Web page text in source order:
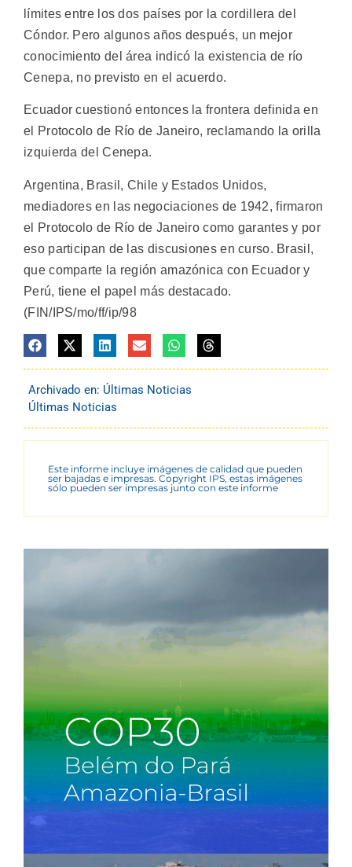
límites entre los dos países por la cordillera del
Cóndor. Pero algunos años después, un mejor
conocimiento del área indicó la existencia de río
Cenepa, no previsto en el acuerdo.
Ecuador cuestionó entonces la frontera definida en
el Protocolo de Río de Janeiro, reclamando la orilla
izquierda del Cenepa.
Argentina, Brasil, Chile y Estados Unidos,
mediadores en las negociaciones de 1942, firmaron
el Protocolo de Río de Janeiro como garantes y por
eso participan de las discusiones en curso. Brasil,
que comparte la región amazónica con Ecuador y
Perú, tiene el papel más destacado.
(FIN/IPS/mo/ff/ip/98
Archivado en: Últimas Noticias
Últimas Noticias
Este informe incluye imágenes de calidad que pueden
ser bajadas e impresas. Copyright IPS, estas imágenes
sólo pueden ser impresas junto con este informe